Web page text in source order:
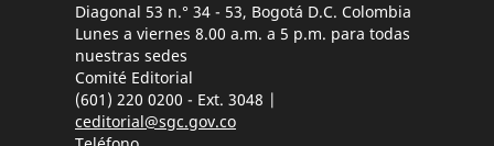
Diagonal 53 n.° 34 - 53, Bogotá D.C. Colombia
Lunes a viernes 8.00 a.m. a 5 p.m. para todas
nuestras sedes
Comité Editorial
(601) 220 0200 - Ext. 3048 |
ceditorial@sgc.gov.co